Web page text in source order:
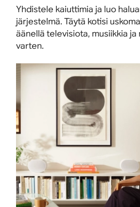
Yhdistele kaiuttimia ja luo
järjestelmä. Täytä kotisi
äänellä televisiota, musiikkia
varten.